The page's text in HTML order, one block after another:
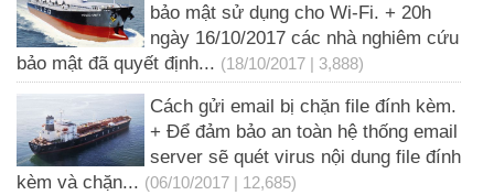
bảo mật sử dụng cho Wi-Fi. + 20h
ngày 16/10/2017 các nhà nghiêm cứu
bảo mật đã quyết định... (18/10/2017 | 3,888)
Cách gửi email bị chặn file đính kèm.
+ Để đảm bảo an toàn hệ thống email
server sẽ quét virus nội dung file đính
kèm và chặn... (06/10/2017 | 12,685)